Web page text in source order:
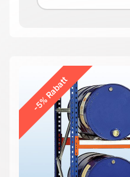
-5% Rabatt